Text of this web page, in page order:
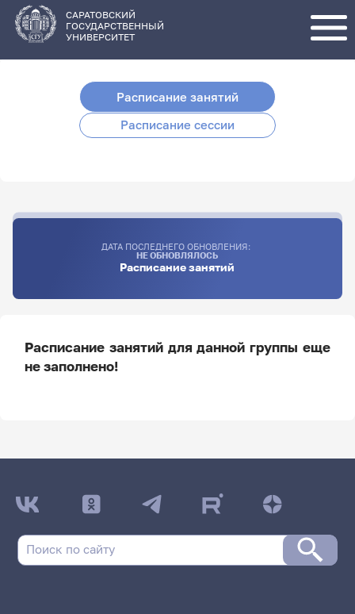
основному
содержанию
САРАТОВСКИЙ
ГОСУДАРСТВЕННЫЙ
УНИВЕРСИТЕТ
Расписание занятий
Расписание сессии
ДАТА ПОСЛЕДНЕГО ОБНОВЛЕНИЯ:
НЕ ОБНОВЛЯЛОСЬ
Расписание занятий
Расписание занятий для данной группы еще
не заполнено!
ДАТА ПОСЛЕДНЕГО ОБНОВЛЕНИЯ:
НЕ ОБНОВЛЯЛОСЬ